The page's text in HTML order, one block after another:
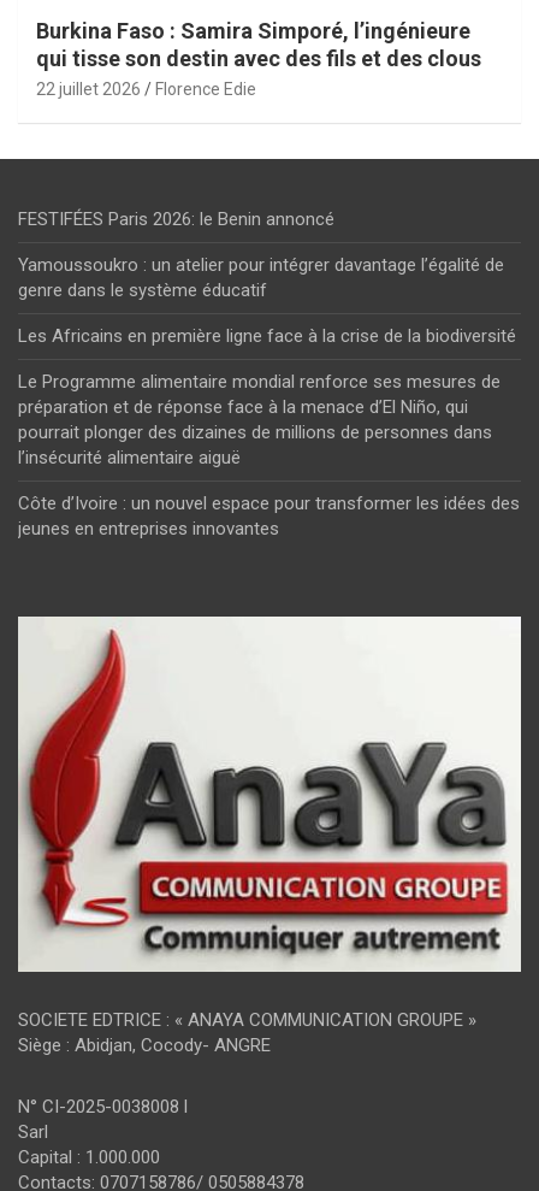
Burkina Faso : Samira Simporé, l’ingénieure
qui tisse son destin avec des fils et des clous
22 juillet 2026 Florence Edie
FESTIFÉES Paris 2026: le Benin annoncé
Yamoussoukro : un atelier pour intégrer davantage l’égalité de
genre dans le système éducatif
Les Africains en première ligne face à la crise de la biodiversité
Le Programme alimentaire mondial renforce ses mesures de
préparation et de réponse face à la menace d’El Niño, qui
pourrait plonger des dizaines de millions de personnes dans
l’insécurité alimentaire aiguë
Côte d’Ivoire : un nouvel espace pour transformer les idées des
jeunes en entreprises innovantes
SOCIETE EDTRICE : « ANAYA COMMUNICATION GROUPE »
Siège : Abidjan, Cocody- ANGRE
N° CI-2025-0038008 l
Sarl
Capital : 1.000.000
Contacts: 0707158786/ 0505884378